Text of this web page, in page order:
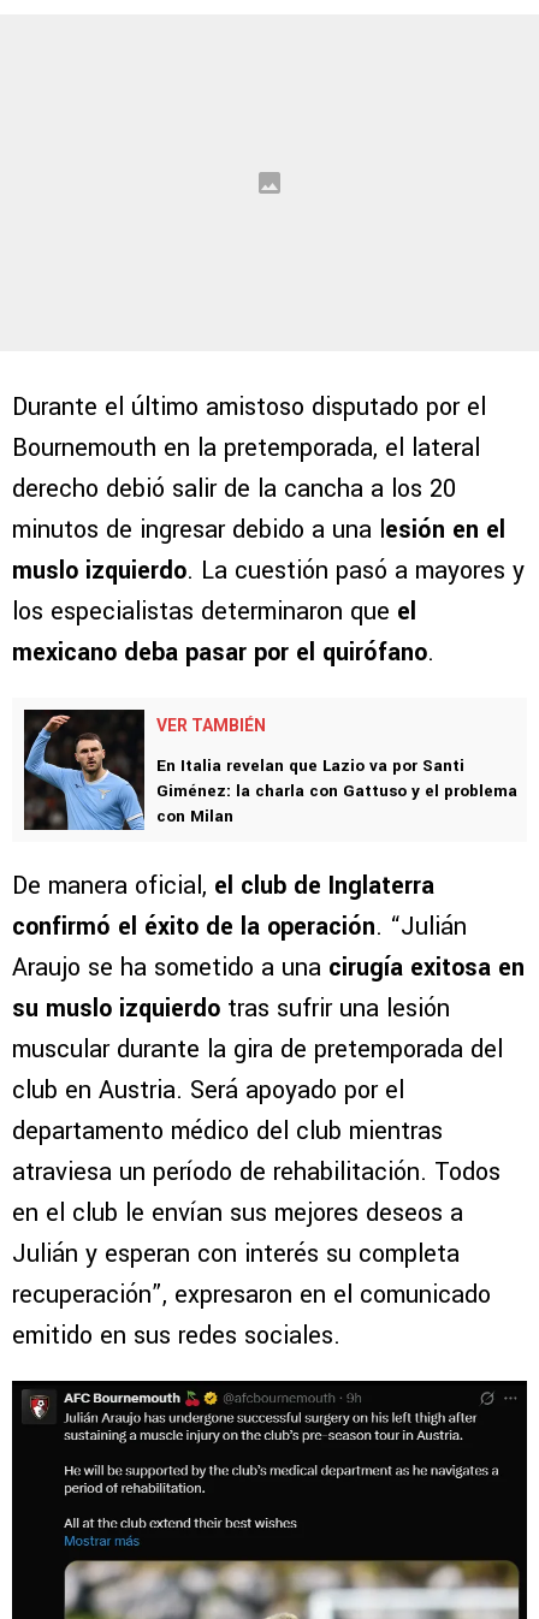
Durante el último amistoso disputado por el
Bournemouth en la pretemporada, el lateral
derecho debió salir de la cancha a los 20
minutos de ingresar debido a una lesión en el
muslo izquierdo. La cuestión pasó a mayores y
los especialistas determinaron que el
mexicano deba pasar por el quirófano.
VER TAMBIÉN
En Italia revelan que Lazio va por Santi
Giménez: la charla con Gattuso y el problema
con Milan
De manera oficial, el club de Inglaterra
confirmó el éxito de la operación. “Julián
Araujo se ha sometido a una cirugía exitosa en
su muslo izquierdo tras sufrir una lesión
muscular durante la gira de pretemporada del
club en Austria. Será apoyado por el
departamento médico del club mientras
atraviesa un período de rehabilitación. Todos
en el club le envían sus mejores deseos a
Julián y esperan con interés su completa
recuperación”, expresaron en el comunicado
emitido en sus redes sociales.